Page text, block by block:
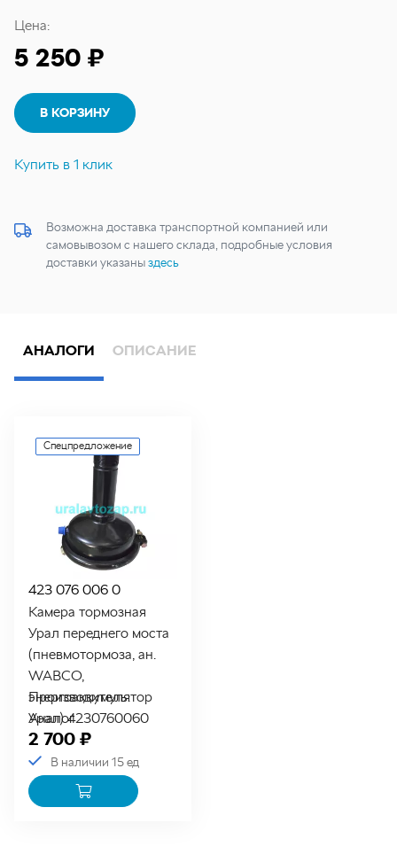
Цена:
5 250 ₽
В КОРЗИНУ
Купить в 1 клик
Возможна доставка транспортной компанией или
самовывозом с нашего склада, подробные условия
доставки указаныздесь
АНАЛОГИ ОПИСАНИЕ
Спецпредложение
423 076 006 0
Камера тормозная
Урал переднего моста
(пневмотормоза, ан.
WABCO,
энергоаккумулятор
Урал) 4230760060
Производитель:
Аналог
2 700 ₽
В наличии 15 ед